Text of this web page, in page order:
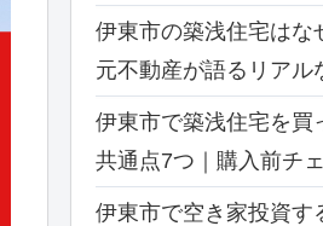
伊東市の築浅住宅はな
元不動産が語るリアル
伊東市で築浅住宅を買
共通点7つ｜購入前チ
伊東市で空き家投資す